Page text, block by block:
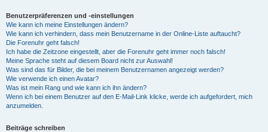
Benutzerpräferenzen und -einstellungen
Wie kann ich meine Einstellungen ändern?
Wie kann ich verhindern, dass mein Benutzername in der Online-Liste auftaucht?
Die Forenuhr geht falsch!
Ich habe die Zeitzone eingestellt, aber die Forenuhr geht immer noch falsch!
Meine Sprache steht auf diesem Board nicht zur Auswahl!
Was sind das für Bilder, die bei meinem Benutzernamen angezeigt werden?
Wie verwende ich einen Avatar?
Was ist mein Rang und wie kann ich ihn ändern?
Wenn ich bei einem Benutzer auf den E-Mail-Link klicke, werde ich aufgefordert, mich
anzumelden.
Beiträge schreiben